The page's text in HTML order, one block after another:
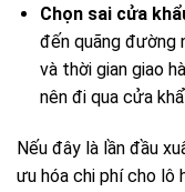
Chọn sai cửa
đến quãng đường
và thời gian giao
nên đi qua cửa
Nếu đây là lần đầu
ưu hóa chi phí cho lô